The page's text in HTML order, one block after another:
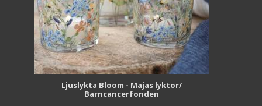
Ljuslykta Bloom - Majas lyktor/
Barncancerfonden